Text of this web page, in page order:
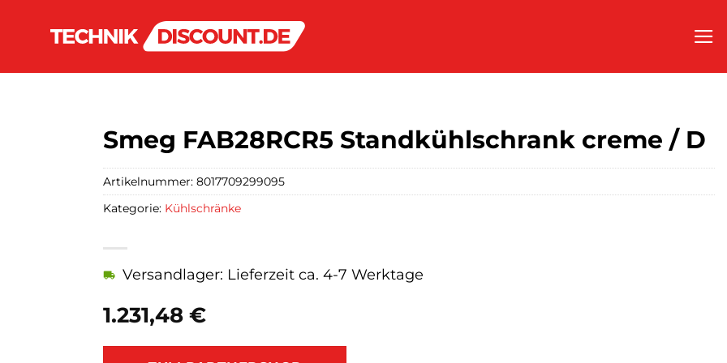
Smeg FAB28RCR5 Standkühlschrank creme / D
1.231,48 €
Versandlager: Lieferzeit ca. 4-7 Werktage
Artikelnummer: 8017709299095
Kategorie: Kühlschränke